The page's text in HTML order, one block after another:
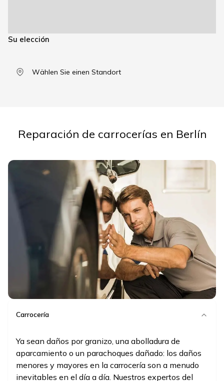
Su elección
Wählen Sie einen Standort
Reparación de carrocerías en Berlín
Carrocería
Ya sean daños por granizo, una abolladura de
aparcamiento o un parachoques dañado: los daños
menores y mayores en la carrocería son a menudo
inevitables en el día a día. Nuestros expertos del